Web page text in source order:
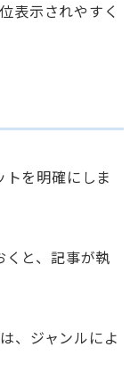
表示されやすく
を明確にしま
くと、記事が執
、ジャンルによ